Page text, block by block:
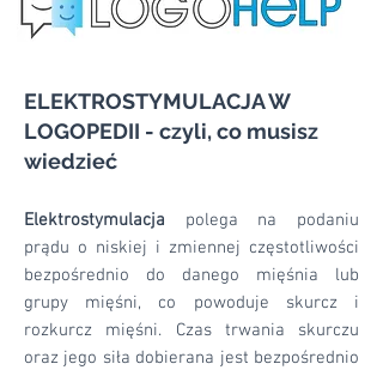
ELEKTROSTYMULACJA W
LOGOPEDII - czyli, co musisz
wiedzieć
Elektrostymulacja polega na podaniu
prądu o niskiej i zmiennej częstotliwości
bezpośrednio do danego mięśnia lub
grupy mięśni, co powoduje skurcz i
rozkurcz mięśni. Czas trwania skurczu
oraz jego siła dobierana jest bezpośrednio